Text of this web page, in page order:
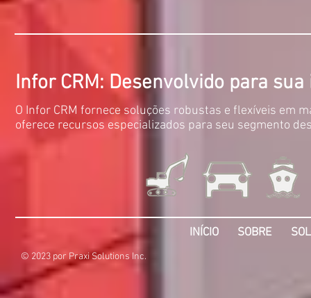
Infor CRM: Desenvolvido para
O Infor CRM fornece soluções robustas e flexíveis em
oferece recursos especializados para seu segmento
INÍCIO SOBRE
© 2023 por Praxi Solutions Inc.